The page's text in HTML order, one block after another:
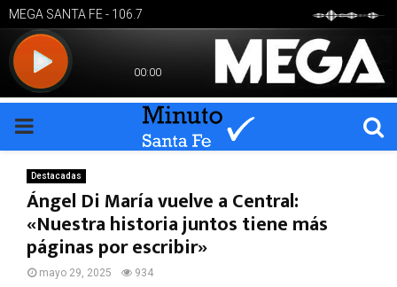
PRIMARY
MENU
Destacadas
Ángel Di María vuelve a Central:
«Nuestra historia juntos tiene más
páginas por escribir»
mayo 29, 2025 934